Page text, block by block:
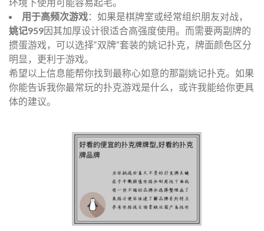
用于高频次游戏：如果是棋牌室或经常组织朋友对战，
姚记959因其加厚设计很适合高强度使用。而需要两副牌的
掼蛋游戏，可以选择“双牌”套装的姚记扑克，牌面颜色区分
明显，更利于游戏。
希望以上信息能帮你找到最称心如意的那副姚记扑克。如果
你能告诉我你最常玩的扑克游戏是什么，或许我能给你更具
体的建议。